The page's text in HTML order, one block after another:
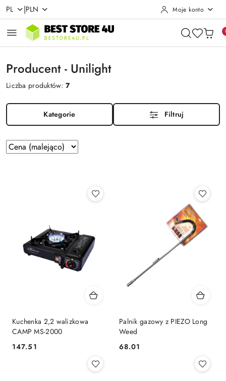
Przejdź do treści głównej
Przejdź do wyszukiwarki
Przejdź do moje konto
Przejdź do menu głównego
Przejdź do stopki
PL |PLN Moje konto
Producent - Unilight
Liczba produktów:7
Kategorie Filtruj
Zastosowano
sortowanie:
Sortuj
według
Kuchenka 2,2 walizkowa
CAMP MS-2000
Cena:
147.51
Palnik gazowy z PIEZO Long
Weed
Cena:
68.01